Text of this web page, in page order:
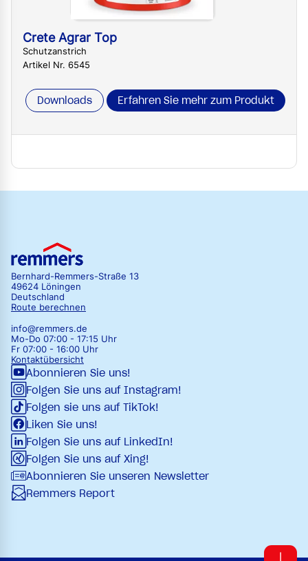
Crete Agrar Top
Schutzanstrich
Artikel Nr. 6545
Downloads Erfahren Sie mehr zum Produkt
Bernhard-Remmers-Straße 13
49624 Löningen
Deutschland
Route berechnen
info@remmers.de
Mo-Do 07:00 - 17:15 Uhr
Fr 07:00 - 16:00 Uhr
Kontaktübersicht
Abonnieren Sie uns!
Folgen Sie uns auf Instagram!
Folgen sie uns auf TikTok!
Liken Sie uns!
Folgen Sie uns auf LinkedIn!
Folgen Sie uns auf Xing!
Abonnieren Sie unseren Newsletter
Remmers Report